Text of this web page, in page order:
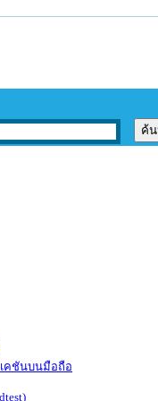
คชันบนมือถือ